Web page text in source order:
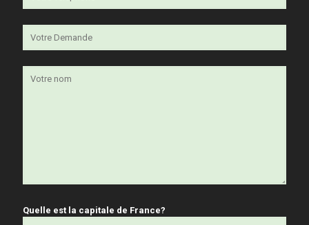
Quelle est la capitale de France?